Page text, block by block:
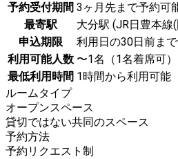
予約受付期間 3ヶ月先まで予約可
最寄駅
大分駅 (JR日豊本線
申込期限
利用日の30日前ま
利用可能人数 〜1名（1名着席可
最低利用時間 1時間から利用可能
ルームタイプ
オープンスペース
貸切ではない共同のスペース
予約方法
予約リクエスト制